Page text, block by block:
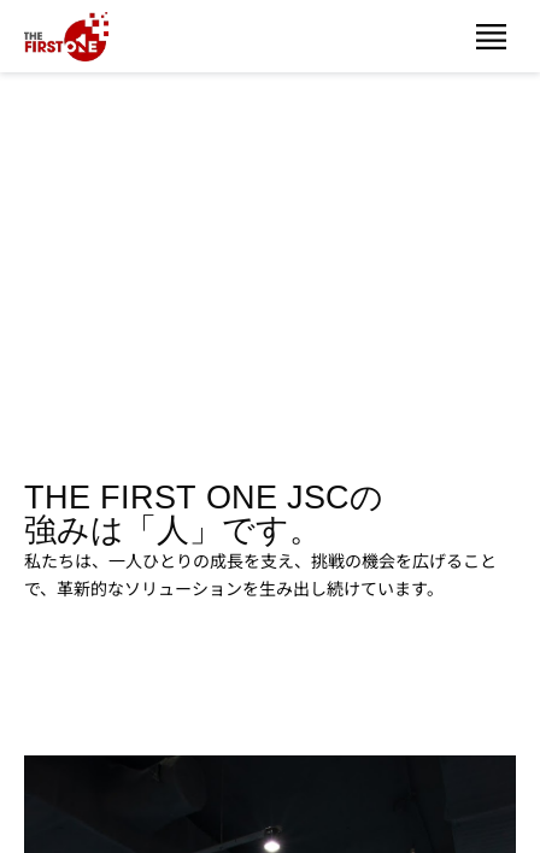
THE FIRST ONE JSCの
強みは「人」です。
私たちは、一人ひとりの成長を支え、挑戦の機会を広げること
で、革新的なソリューションを生み出し続けています。